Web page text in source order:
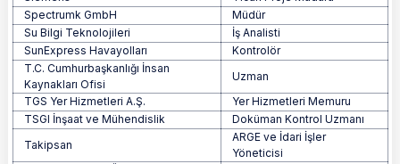
Spectrumk GmbH
Müdür
Su Bilgi Teknolojileri
İş Analisti
SunExpress Havayolları
Kontrolör
T.C. Cumhurbaşkanlığı İnsan
Kaynakları Ofisi
Uzman
TGS Yer Hizmetleri A.Ş.
Yer Hizmetleri Memuru
TSGI İnşaat ve Mühendislik
Doküman Kontrol Uzmanı
Takipsan
ARGE ve İdari İşler
Yöneticisi